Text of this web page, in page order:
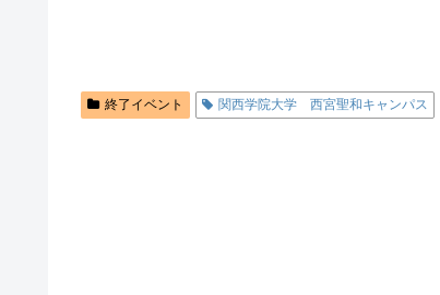
終了イベント 関西学院大学 西宮聖和キャンパス